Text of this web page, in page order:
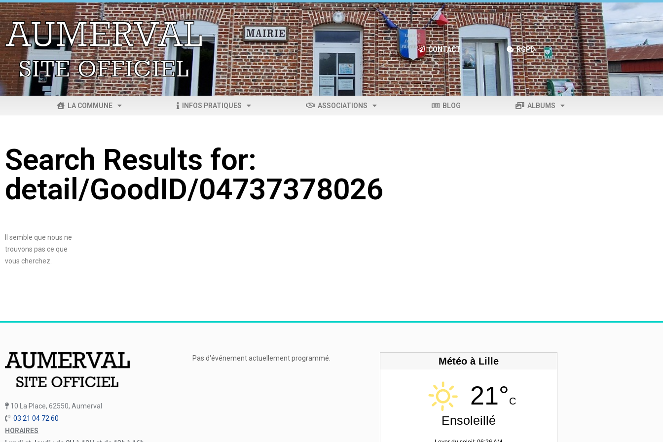
CONTACT RGPD
LA COMMUNE INFOS PRATIQUES ASSOCIATIONS BLOG ALBUMS
Search Results for:
detail/GoodID/04737378026
Il semble que nous ne
trouvons pas ce que
vous cherchez.
10 La Place, 62550, Aumerval
03 21 04 72 60
HORAIRES
Pas d'événement actuellement programmé. Météo à Lille
21°C
Ensoleillé